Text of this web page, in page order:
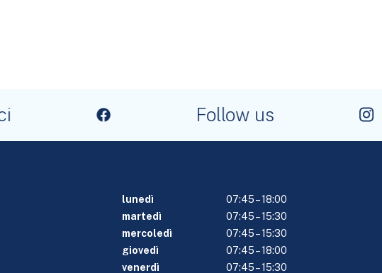
Follow us
lunedì
07:45 – 18:00
martedì
07:45 – 15:30
mercoledì
07:45 – 15:30
giovedì
07:45 – 18:00
venerdì
07:45 – 15:30